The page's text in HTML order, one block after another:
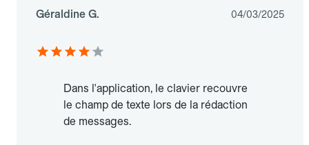
Géraldine G. 04/03/2025
Dans l'application, le clavier recouvre
le champ de texte lors de la rédaction
de messages.